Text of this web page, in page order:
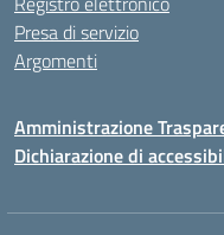
Presa di servizio
Argomenti
Amministrazione
Dichiarazione di